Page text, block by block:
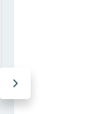
LK144
30-00321